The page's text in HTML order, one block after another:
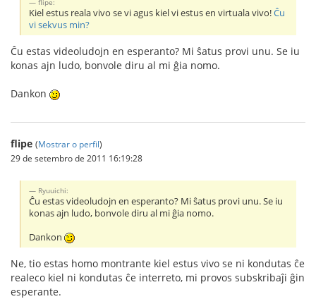
flipe:
Kiel estus reala vivo se vi agus kiel vi estus en virtuala vivo!Ĉu
vi sekvus min?
Ĉu estas videoludojn en esperanto? Mi ŝatus provi unu. Se iu
konas ajn ludo, bonvole diru al mi ĝia nomo.
Dankon
flipe (Mostrar o perfil)
29 de setembro de 2011 16:19:28
Ryuuichi:
Ĉu estas videoludojn en esperanto? Mi ŝatus provi unu. Se iu
konas ajn ludo, bonvole diru al mi ĝia nomo.
Dankon
Ne, tio estas homo montrante kiel estus vivo se ni kondutas ĉe
realeco kiel ni kondutas ĉe interreto, mi provos subskribaĵi ĝin
esperante.